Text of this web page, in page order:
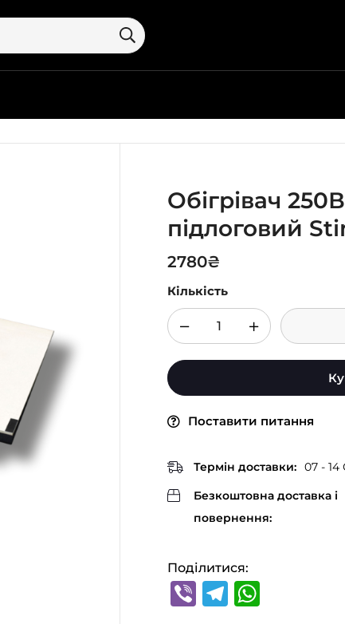
Обігрівач
підлоговий
2780₴
Кількість
Поставити питання
Термін доставки: 07 - 14
Безкоштовна доставка і
повернення:
Поділитися:
ViberTelegram